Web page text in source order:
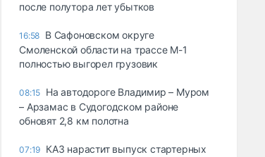
после полутора лет убытков
16:58 В Сафоновском округе
Смоленской области на трассе М-1
полностью выгорел грузовик
08:15 На автодороге Владимир – Муром
– Арзамас в Судогодском районе
обновят 2,8 км полотна
07:19 КАЗ нарастит выпуск стартерных